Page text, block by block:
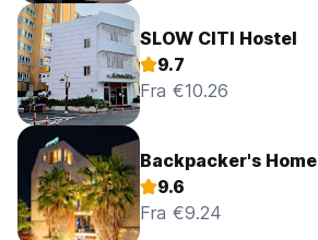
SLOW CITI Hostel
9.7
Fra €10.26
Backpacker's Home
9.6
Fra €9.24